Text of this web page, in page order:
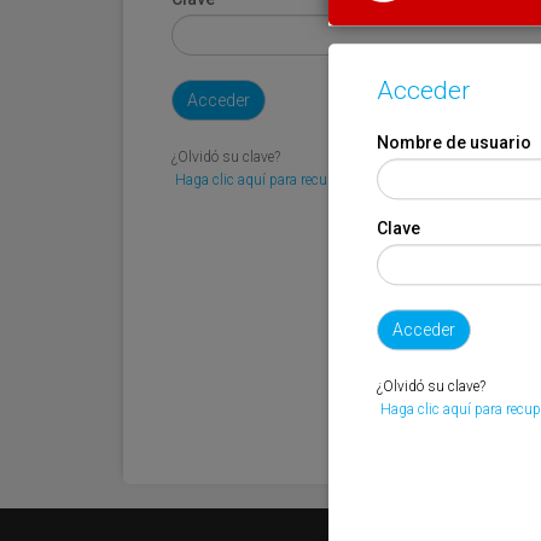
¿Olvidó su clave?
Haga clic aquí para recuperarla.
Acceder
Nombre de usuario
Clave
¿Olvidó su clave?
Haga clic aquí para